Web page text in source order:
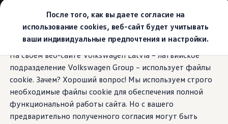
После того, как вы даете согласие на
использование cookies, веб-сайт будет учитывать
ваши индивидуальные предпочтения и настройки.
На своем веб-сайте Volkswagen Latvia – латвийское
подразделение Volkswagen Group – использует файлы
cookie. Зачем? Хороший вопрос! Мы используем строго
необходимые файлы cookie для обеспечения полной
функциональной работы сайта. Но с вашего
предварительно полученного согласия могут быть
основному
содержанию
нижнему
колонтитулу
Выбери свой Volkswagen
Модельный ряд
Новый ID.Cross
Открой для себя семейство внедорожников
Предложения и услуги
Юбилейное предложение
Автомобильный онлайн-магазин Volkswagen
Обмен автомобилей
Лизинг Volkswagen
Гарантия
Бесплатная регистрация для вашего нового